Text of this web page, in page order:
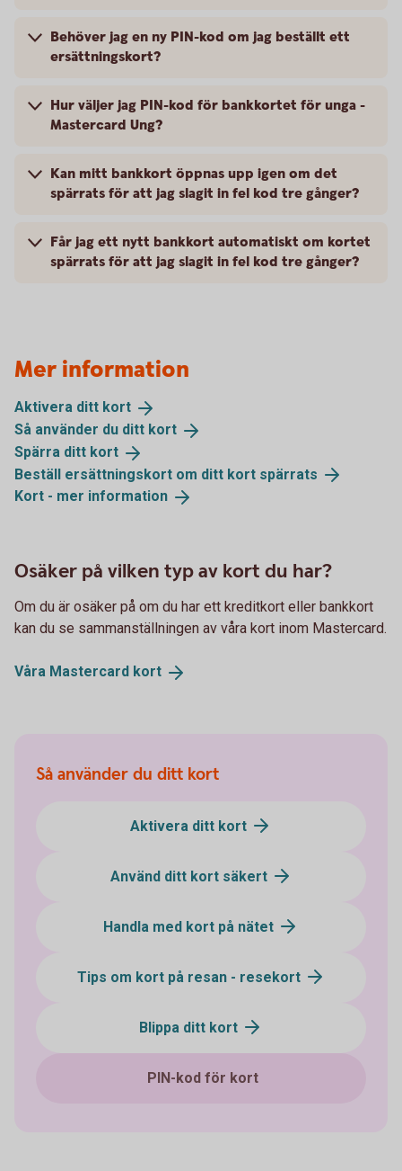
Behöver jag en ny PIN-kod om jag beställt ett
ersättningskort?
Hur väljer jag PIN-kod för bankkortet för unga -
Mastercard Ung?
Kan mitt bankkort öppnas upp igen om det
spärrats för att jag slagit in fel kod tre gånger?
Får jag ett nytt bankkort automatiskt om kortet
spärrats för att jag slagit in fel kod tre gånger?
Mer information
Aktivera ditt kort
Så använder du ditt kort
Spärra ditt kort
Beställ ersättningskort om ditt kort spärrats
Kort - mer information
Osäker på vilken typ av kort du har?
Om du är osäker på om du har ett kreditkort eller bankkort
kan du se sammanställningen av våra kort inom Mastercard.
Våra Mastercard kort
Så använder du ditt kort
Aktivera ditt kort
Använd ditt kort säkert
Handla med kort på nätet
Tips om kort på resan - resekort
Blippa ditt kort
PIN-kod för kort